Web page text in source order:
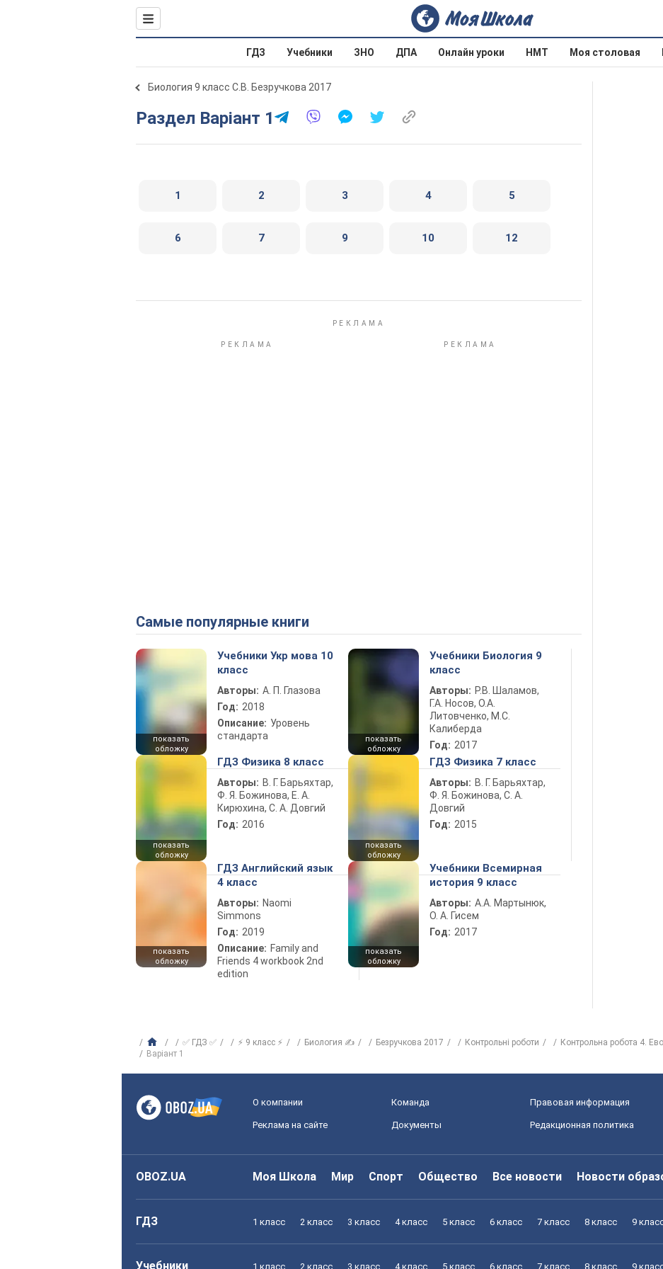
ГДЗ Учебники ЗНО ДПА Онлайн уроки НМТ Моя столовая
Биология 9 класс С.В. Безручкова 2017
Раздел Варіант 1
1 2 3 4 5
6 7 9 10 12
Самые популярные книги
показать
обложку
Учебники Укр мова 10
класс
Авторы: А. П. Глазова
Год: 2018
Описание: Уровень
стандарта
показать
обложку
Учебники Биология 9
класс
Авторы: Р.В. Шаламов,
Г.А. Носов, О.А.
Литовченко, М.С.
Калиберда
Год: 2017
показать
обложку
ГДЗ Физика 8 класс
Авторы: В. Г. Барьяхтар,
Ф. Я. Божинова, Е. А.
Кирюхина, С. А. Довгий
Год: 2016
показать
обложку
ГДЗ Физика 7 класс
Авторы: В. Г. Барьяхтар,
Ф. Я. Божинова, С. А.
Довгий
Год: 2015
показать
обложку
ГДЗ Английский язык
4 класс
Авторы: Naomi
Simmons
Год: 2019
Описание: Family and
Friends 4 workbook 2nd
edition
показать
обложку
Учебники Всемирная
история 9 класс
Авторы: А.А. Мартынюк,
О. А. Гисем
Год: 2017
✅ ГДЗ ✅ ⚡ 9 класс ⚡ Биология ✍ Безручкова 2017 Контрольні роботи
Контрольна робота 4.
Варіант 1
О компании Команда Правовая информация
Реклама на сайте Документы Редакционная политика
OBOZ.UA Моя Школа Мир Спорт Общество Все новости Новости
ГДЗ 1 класс 2 класс 3 класс 4 класс 5 класс 6 класс 7 класс 8 класс 9
Учебники 1 класс 2 класс 3 класс 4 класс 5 класс 6 класс 7 класс 8 класс 9